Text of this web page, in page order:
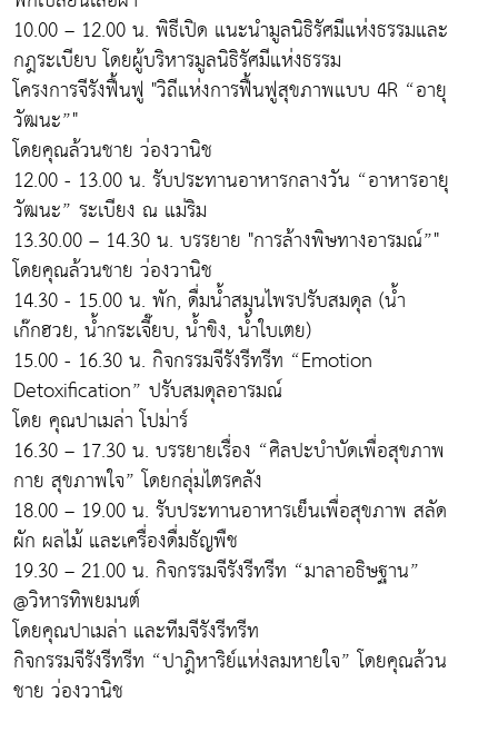
10.00 – 12.00 น. พิธีเปิด แนะนำมูลนิธิรัศมีแห่งธรรมและ
กฎระเบียบ โดยผู้บริหารมูลนิธิรัศมีแห่งธรรม
โครงการจีรังฟื้นฟู "วิถีแห่งการฟื้นฟูสุขภาพแบบ 4R “อายุ
วัฒนะ”"
โดยคุณล้วนชาย ว่องวานิช
12.00 - 13.00 น. รับประทานอาหารกลางวัน “อาหารอายุ
วัฒนะ” ระเบียง ณ แม่ริม
13.30.00 – 14.30 น. บรรยาย "การล้างพิษทางอารมณ์”"
โดยคุณล้วนชาย ว่องวานิช
14.30 - 15.00 น. พัก, ดื่มน้ำสมุนไพรปรับสมดุล (น้ำ
เก๊กฮวย, น้ำกระเจี๊ยบ, น้ำขิง, น้ำใบเตย)
15.00 - 16.30 น. กิจกรรมจีรังรีทรีท “Emotion
Detoxification” ปรับสมดุลอารมณ์
โดย คุณปาเมล่า โปม่าร์
16.30 – 17.30 น. บรรยายเรื่อง “ศิลปะบำบัดเพื่อสุขภาพ
กาย สุขภาพใจ” โดยกลุ่มไตรคลัง
18.00 – 19.00 น. รับประทานอาหารเย็นเพื่อสุขภาพ สลัด
ผัก ผลไม้ และเครื่องดื่มธัญพืช
19.30 – 21.00 น. กิจกรรมจีรังรีทรีท “มาลาอธิษฐาน”
@วิหารทิพยมนต์
โดยคุณปาเมล่า และทีมจีรังรีทรีท
กิจกรรมจีรังรีทรีท “ปาฎิหาริย์แห่งลมหายใจ” โดยคุณล้วน
ชาย ว่องวานิช